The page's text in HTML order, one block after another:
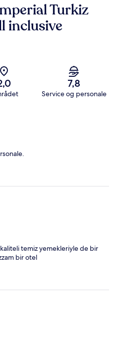
Turkiz
inclusive
7,8
Service og personale
temiz yemekleriyle de bir
bir otel